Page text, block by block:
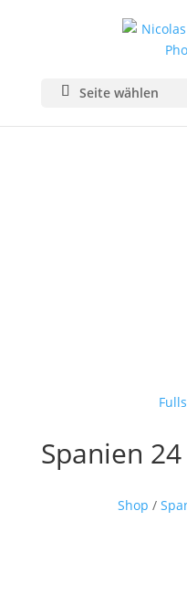
Seite wählen
Spanien 24
Shop /